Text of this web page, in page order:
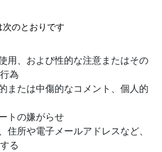
のとおりです
用、および性的な注意またはその
為
または中傷的なコメント、個人的
トの嫌がらせ
所や電子メールアドレスなど、
る